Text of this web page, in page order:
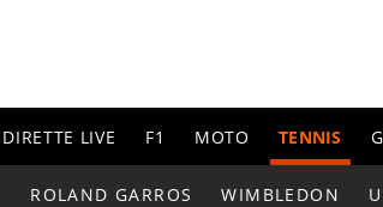
DIRETTE LIVE F1 MOTO TENNIS
ROLAND GARROS WIMBLEDON